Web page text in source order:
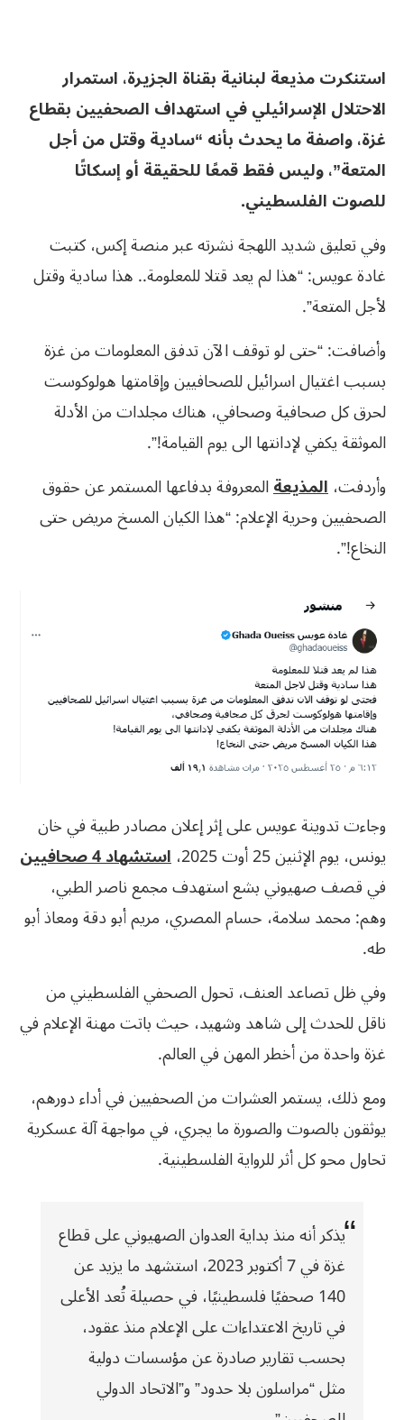
استنكرت مذيعة لبنانية بقناة الجزيرة، استمرار
الاحتلال الإسرائيلي في استهداف الصحفيين بقطاع
غزة، واصفة ما يحدث بأنه “سادية وقتل من أجل
المتعة”، وليس فقط قمعًا للحقيقة أو إسكاتًا
للصوت الفلسطيني.
وفي تعليق شديد اللهجة نشرته عبر منصة إكس، كتبت
غادة عويس: “هذا لم يعد قتلا للمعلومة.. هذا سادية وقتل
لأجل المتعة”.
وأضافت: “حتى لو توقف الآن تدفق المعلومات من غزة
بسبب اغتيال اسرائيل للصحافيين وإقامتها هولوكوست
لحرق كل صحافية وصحافي، هناك مجلدات من الأدلة
الموثقة يكفي لإدانتها الى يوم القيامة!”.
وأردفت،المذيعةالمعروفة بدفاعها المستمر عن حقوق
الصحفيين وحرية الإعلام: “هذا الكيان المسخ مريض حتى
النخاع!”.
وجاءت تدوينة عويس على إثر إعلان مصادر طبية في خان
يونس، يوم الإثنين 25 أوت 2025،
استشهاد 4 صحافيين
في قصف صهيوني بشع استهدف مجمع ناصر الطبي،
وهم: محمد سلامة، حسام المصري، مريم أبو دقة ومعاذ أبو
طه.
وفي ظل تصاعد العنف، تحول الصحفي الفلسطيني من
ناقل للحدث إلى شاهد وشهيد، حيث باتت مهنة الإعلام في
غزة واحدة من أخطر المهن في العالم.
ومع ذلك، يستمر العشرات من الصحفيين في أداء دورهم،
يوثقون بالصوت والصورة ما يجري، في مواجهة آلة عسكرية
تحاول محو كل أثر للرواية الفلسطينية.
يذكر أنه منذ بداية العدوان الصهيوني على قطاع
غزة في 7 أكتوبر 2023، استشهد ما يزيد عن
140 صحفيًا فلسطينيًا، في حصيلة تُعد الأعلى
في تاريخ الاعتداءات على الإعلام منذ عقود،
بحسب تقارير صادرة عن مؤسسات دولية
مثل “مراسلون بلا حدود” و”الاتحاد الدولي